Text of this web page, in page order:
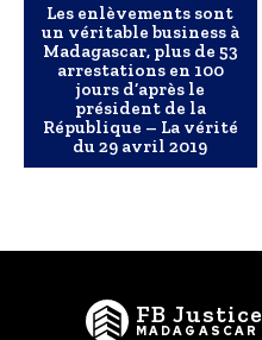
Les enlèvements sont
un véritable business à
Madagascar, plus de 53
arrestations en 100
jours d’après le
président de la
République – La vérité
du 29 avril 2019
FB Justice
MADAGASCAR